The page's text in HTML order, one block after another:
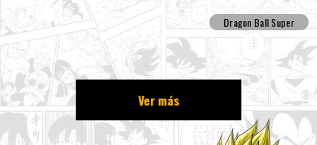
anime Dragon Ball Super begins anew!
Dragon Ball Super
Ver más